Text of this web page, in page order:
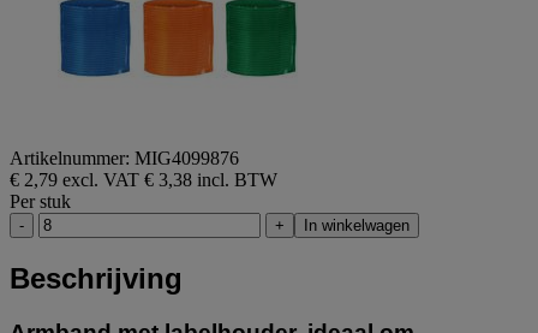
Artikelnummer: MIG4099876
€ 2,79 excl. VAT € 3,38 incl. BTW
Per stuk
- + In winkelwagen
Beschrijving